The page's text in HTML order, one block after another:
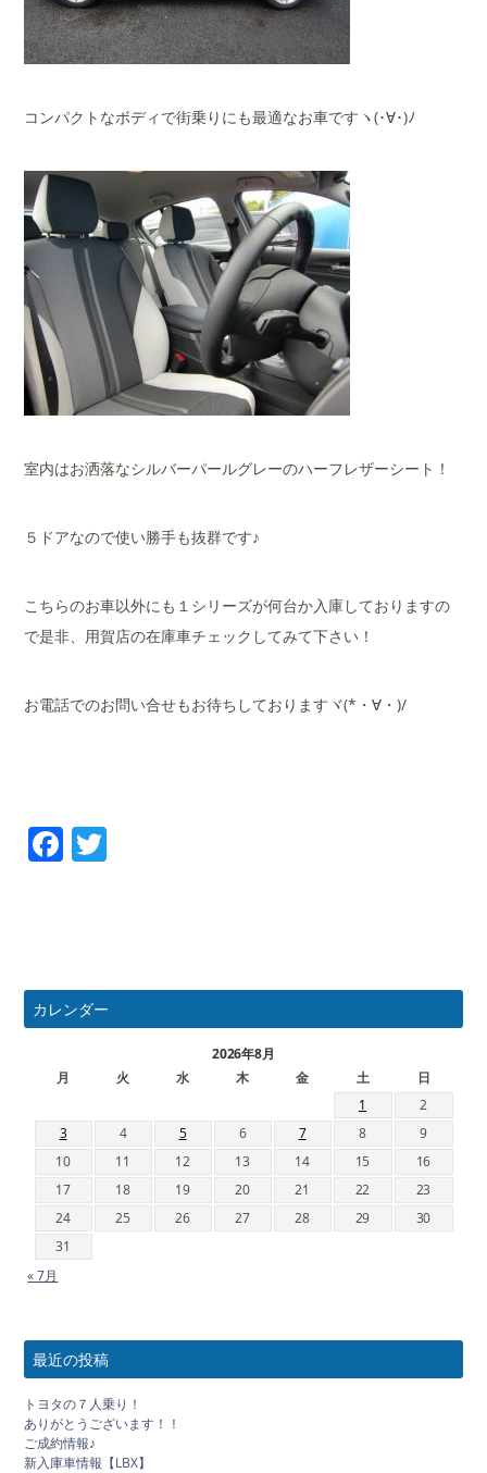
コンパクトなボディで街乗りにも最適なお車ですヽ(･∀･)ﾉ
室内はお洒落なシルバーパールグレーのハーフレザーシート！
５ドアなので使い勝手も抜群です♪
こちらのお車以外にも１シリーズが何台か入庫しておりますの
で是非、用賀店の在庫車チェックしてみて下さい！
お電話でのお問い合せもお待ちしておりますヾ(*・∀・)/
Facebook
カレンダー
2026年8月
月
火 水 木 金 土
日
1
2
3
4 5 6 7 8
9
10
11 12 13 14 15
16
17
18 19 20 21 22
23
24
25 26 27 28 29
30
31
« 7月
最近の投稿
トヨタの７人乗り！
ありがとうございます！！
ご成約情報♪
新入庫車情報【LBX】